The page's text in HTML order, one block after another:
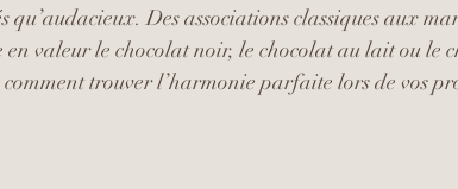
qu’audacieux. Des associations classiques aux
valeur le chocolat noir, le chocolat au lait ou le
comment trouver l’harmonie parfaite lors de vos